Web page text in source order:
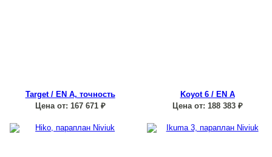
Target / EN A, точность
Цена от: 167 671₽
Koyot 6 / EN A
Цена от: 188 383₽